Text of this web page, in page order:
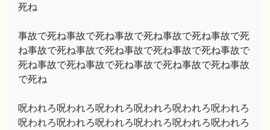
死ね
事故で死ね事故で死ね事故で死ね事故で死ね事故で死
ね事故で死ね事故で死ね事故で死ね事故で死ね事故で
死ね事故で死ね事故で死ね事故で死ね事故で死ね事故
で死ね
呪われろ呪われろ呪われろ呪われろ呪われろ呪われろ
呪われろ呪われろ呪われろ呪われろ呪われろ呪われろ